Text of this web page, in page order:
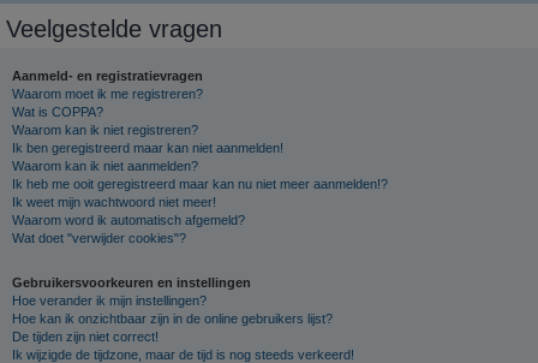
Veelgestelde vragen
Aanmeld- en registratievragen
Waarom moet ik me registreren?
Wat is COPPA?
Waarom kan ik niet registreren?
Ik ben geregistreerd maar kan niet aanmelden!
Waarom kan ik niet aanmelden?
Ik heb me ooit geregistreerd maar kan nu niet meer aanmelden!?
Ik weet mijn wachtwoord niet meer!
Waarom word ik automatisch afgemeld?
Wat doet "verwijder cookies"?
Gebruikersvoorkeuren en instellingen
Hoe verander ik mijn instellingen?
Hoe kan ik onzichtbaar zijn in de online gebruikers lijst?
De tijden zijn niet correct!
Ik wijzigde de tijdzone, maar de tijd is nog steeds verkeerd!